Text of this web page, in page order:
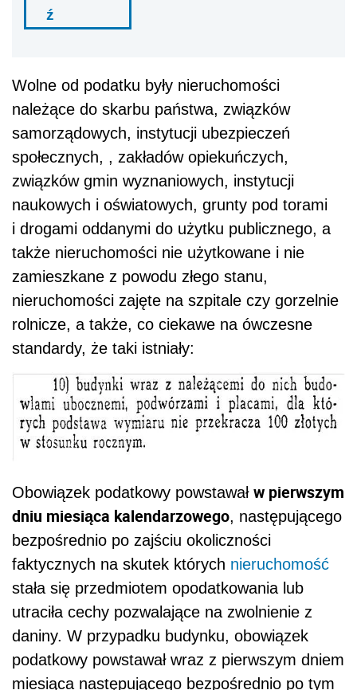
ź
Wolne od podatku były nieruchomości
należące do skarbu państwa, związków
samorządowych, instytucji ubezpieczeń
społecznych, , zakładów opiekuńczych,
związków gmin wyznaniowych, instytucji
naukowych i oświatowych, grunty pod torami
i drogami oddanymi do użytku publicznego, a
także nieruchomości nie użytkowane i nie
zamieszkane z powodu złego stanu,
nieruchomości zajęte na szpitale czy gorzelnie
rolnicze, a także, co ciekawe na ówczesne
standardy, że taki istniały:
Obowiązek podatkowy powstawał w pierwszym
dniu miesiąca kalendarzowego, następującego
bezpośrednio po zajściu okoliczności
faktycznych na skutek których nieruchomość
stała się przedmiotem opodatkowania lub
utraciła cechy pozwalające na zwolnienie z
daniny. W przypadku budynku, obowiązek
podatkowy powstawał wraz z pierwszym dniem
miesiąca następującego bezpośrednio po tym